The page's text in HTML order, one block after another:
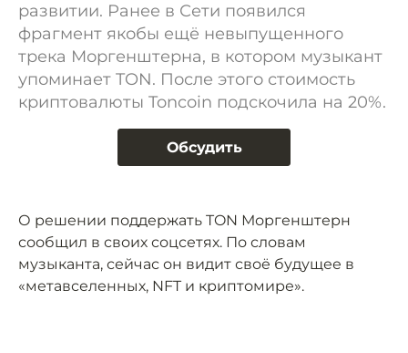
развитии. Ранее в Сети появился
фрагмент якобы ещё невыпущенного
трека Моргенштерна, в котором музыкант
упоминает TON. После этого стоимость
криптовалюты Toncoin подскочила на 20%.
Обсудить
О решении поддержать TON Моргенштерн
сообщил в своих соцсетях. По словам
музыканта, сейчас он видит своё будущее в
«метавселенных, NFT и криптомире».